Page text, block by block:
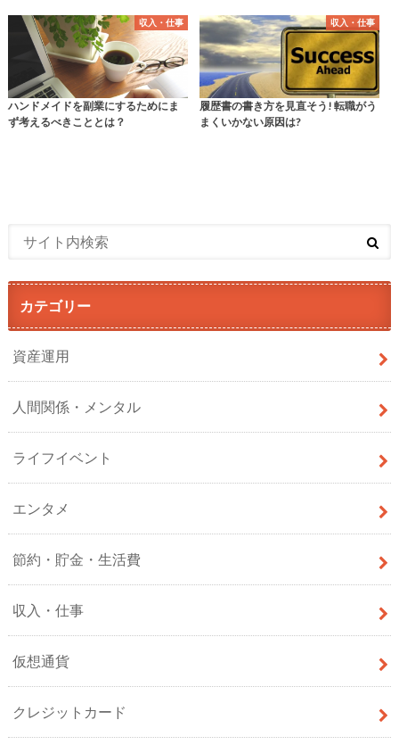
収入・仕事
ハンドメイドを副業にするためにま
ず考えるべきこととは？
収入・仕事
履歴書の書き方を見直そう! 転職がう
まくいかない原因は?
カテゴリー
資産運用
人間関係・メンタル
ライフイベント
エンタメ
節約・貯金・生活費
収入・仕事
仮想通貨
クレジットカード